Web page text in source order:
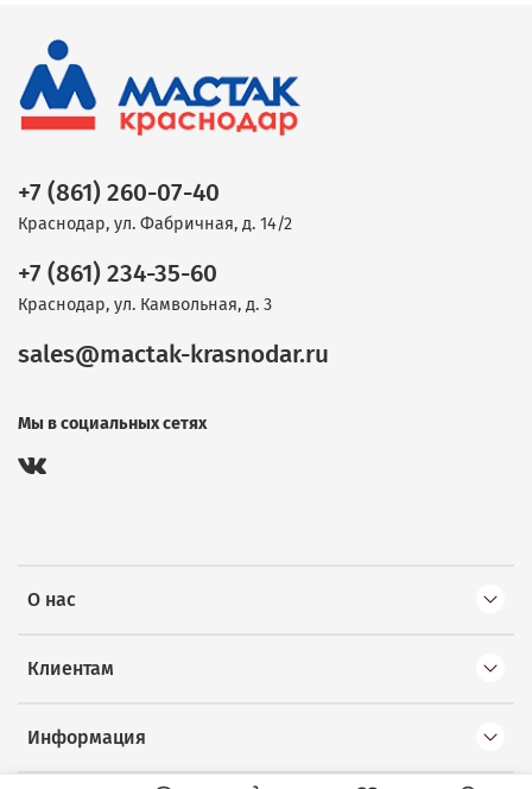
О нас
Клиентам
Информация
+7 (861) 260-07-40
Краснодар, ул. Фабричная, д. 14/2
+7 (861) 234-35-60
Краснодар, ул. Камвольная, д. 3
sales@mactak-krasnodar.ru
Мы в социальных сетях